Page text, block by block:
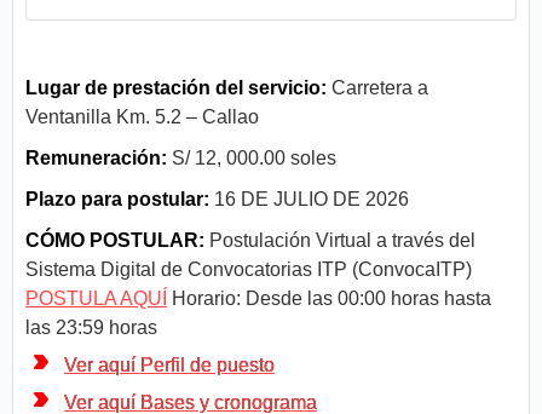
Lugar de prestación del servicio: Carretera a
Ventanilla Km. 5.2 – Callao
Remuneración: S/ 12, 000.00 soles
Plazo para postular: 16 DE JULIO DE 2026
CÓMO POSTULAR: Postulación Virtual a través del
Sistema Digital de Convocatorias ITP (ConvocaITP)
POSTULA AQUÍ
Horario: Desde las 00:00 horas hasta
las 23:59 horas
Ver aquí Perfil de puesto
Ver aquí Bases y cronograma